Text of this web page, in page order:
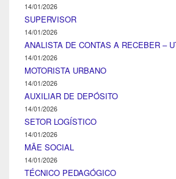
14/01/2026
SUPERVISOR
14/01/2026
ANALISTA DE CONTAS A RECEBER –
14/01/2026
MOTORISTA URBANO
14/01/2026
AUXILIAR DE DEPÓSITO
14/01/2026
SETOR LOGÍSTICO
14/01/2026
MÃE SOCIAL
14/01/2026
TÉCNICO PEDAGÓGICO